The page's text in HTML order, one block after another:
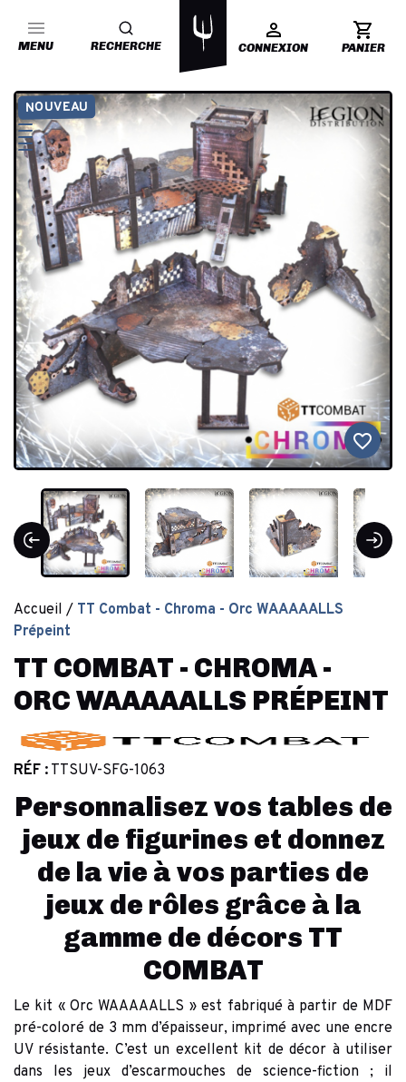
MENU RECHERCHE CONNEXION PANIER
NOUVEAU
favorite_border
Accueil
TT Combat - Chroma - Orc WAAAAALLS
Prépeint
TT COMBAT - CHROMA -
ORC WAAAAALLS PRÉPEINT
RÉF : TTSUV-SFG-1063
Personnalisez vos tables de
jeux de figurines et donnez
de la vie à vos parties de
jeux de rôles grâce à la
gamme de décors TT
COMBAT
Le kit « Orc WAAAAALLS » est fabriqué à partir de MDF
pré-coloré de 3 mm d’épaisseur, imprimé avec une encre
UV résistante. C’est un excellent kit de décor à utiliser
dans les jeux d’escarmouches de science-fiction ; il